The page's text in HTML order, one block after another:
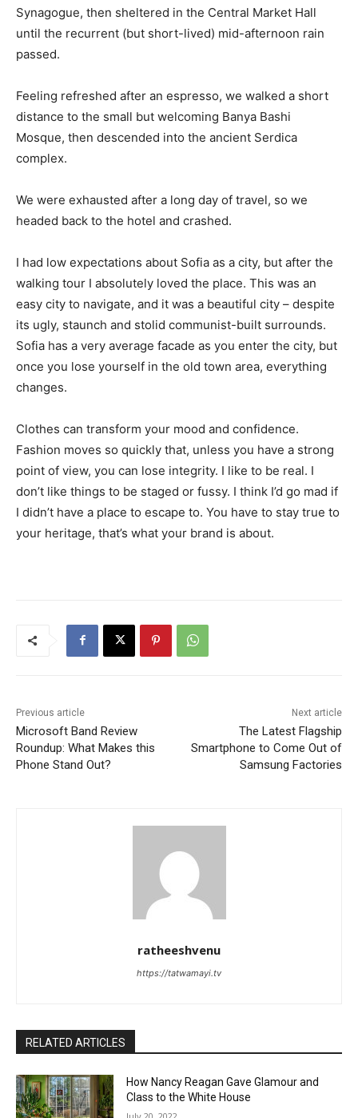
Synagogue, then sheltered in the Central Market Hall
until the recurrent (but short-lived) mid-afternoon rain
passed.
Feeling refreshed after an espresso, we walked a short
distance to the small but welcoming Banya Bashi
Mosque, then descended into the ancient Serdica
complex.
We were exhausted after a long day of travel, so we
headed back to the hotel and crashed.
I had low expectations about Sofia as a city, but after the
walking tour I absolutely loved the place. This was an
easy city to navigate, and it was a beautiful city – despite
its ugly, staunch and stolid communist-built surrounds.
Sofia has a very average facade as you enter the city, but
once you lose yourself in the old town area, everything
changes.
Clothes can transform your mood and confidence.
Fashion moves so quickly that, unless you have a strong
point of view, you can lose integrity. I like to be real. I
don’t like things to be staged or fussy. I think I’d go mad if
I didn’t have a place to escape to. You have to stay true to
your heritage, that’s what your brand is about.
Previous article
Microsoft Band Review
Roundup: What Makes this
Phone Stand Out?
Next article
The Latest Flagship
Smartphone to Come Out of
Samsung Factories
ratheeshvenu
https://tatwamayi.tv
RELATED ARTICLES
How Nancy Reagan Gave Glamour and
Class to the White House